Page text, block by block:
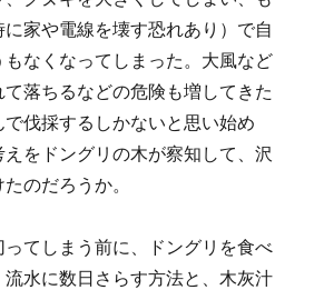
に家や電線を壊す恐れあり）で自
なくなってしまった。大風など
落ちるなどの危険も増してきた
伐採するしかないと思い始め
をドングリの木が察知して、沢
のだろうか。
ってしまう前に、ドングリを食べ
水に数日さらす方法と、木灰汁